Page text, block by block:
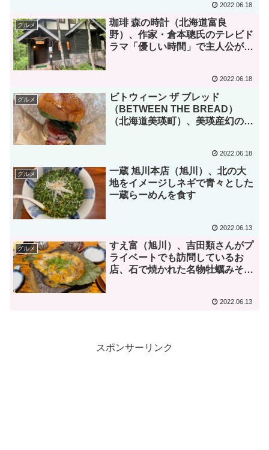
2022.06.18
グルメ
珈琲 森の時計（北海道富良
野）、作家・倉本聰氏のテレビド
ラマ「優しい時間」で主人公が開
2022.06.18
グルメ
ビトウィーン ザ ブレッド
（BETWEEN THE BREAD）
（北海道美瑛町）、美瑛産幻のア
2022.06.18
グルメ
一蔵 旭川本店（旭川）、北の大
地をイメージしネギで青々とした
一蔵らーめんを食す
2022.06.13
グルメ
すえ富（旭川）、吉田類さんがプ
ライベートでも訪問しているお
店、石で焼かれた名物牡蠣みそ焼
2022.06.13
スポンサーリンク